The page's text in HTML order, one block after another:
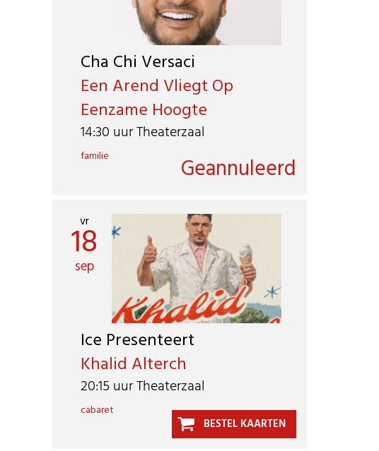
Cha Chi Versaci
Een Arend Vliegt Op
Eenzame Hoogte
14:30 uur Theaterzaal
familie Geannuleerd
vr
18
sep
Ice Presenteert
Khalid Alterch
20:15 uur Theaterzaal
cabaret
BESTEL KAARTEN